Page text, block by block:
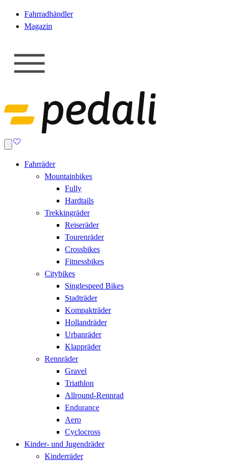
Fahrradhändler
Magazin
Fahrräder
Mountainbikes
Fully
Hardtails
Trekkingräder
Reiseräder
Tourenräder
Crossbikes
Fitnessbikes
Citybikes
Singlespeed Bikes
Stadträder
Kompakträder
Hollandräder
Urbanräder
Klappräder
Rennräder
Gravel
Triathlon
Allround-Rennrad
Endurance
Aero
Cyclocross
Kinder- und Jugendräder
Kinderräder